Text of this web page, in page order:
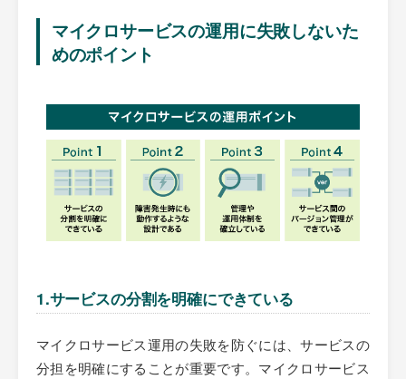
マイクロサービスの運用に失敗しないた
めのポイント
1.サービスの分割を明確にできている
マイクロサービス運用の失敗を防ぐには、サービスの
分担を明確にすることが重要です。マイクロサービス